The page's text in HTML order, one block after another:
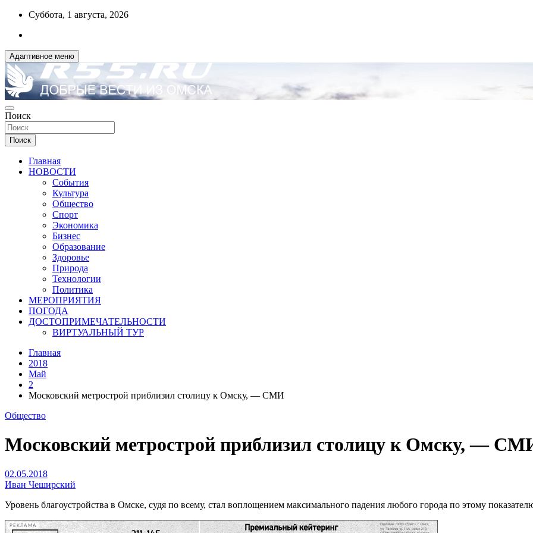
Перейти
содержимому
Суббота, 1 августа, 2026
Адаптивное меню
R55.RU
ДОБРЫЕ ВЕСТИ ИЗ ОМСКА
Поиск
Поиск
Главная
НОВОСТИ
События
Культура
Общество
Спорт
Экономика
Бизнес
Образование
Здоровье
Природа
Технологии
Политика
МЕРОПРИЯТИЯ
ПОГОДА
ДОСТОПРИМЕЧАТЕЛЬНОСТИ
ВИРТУАЛЬНЫЙ ТУР
Главная
2018
Май
2
Московский метрострой приблизил столицу к Омску, — СМИ
Общество
Московский метрострой приблизил столицу к Омску, —
02.05.2018
Иван Чеширский
Уровень благоустройства в Омске, судя по всему, стал воплощением максимального падения любого города по этому
РЕКЛАМА